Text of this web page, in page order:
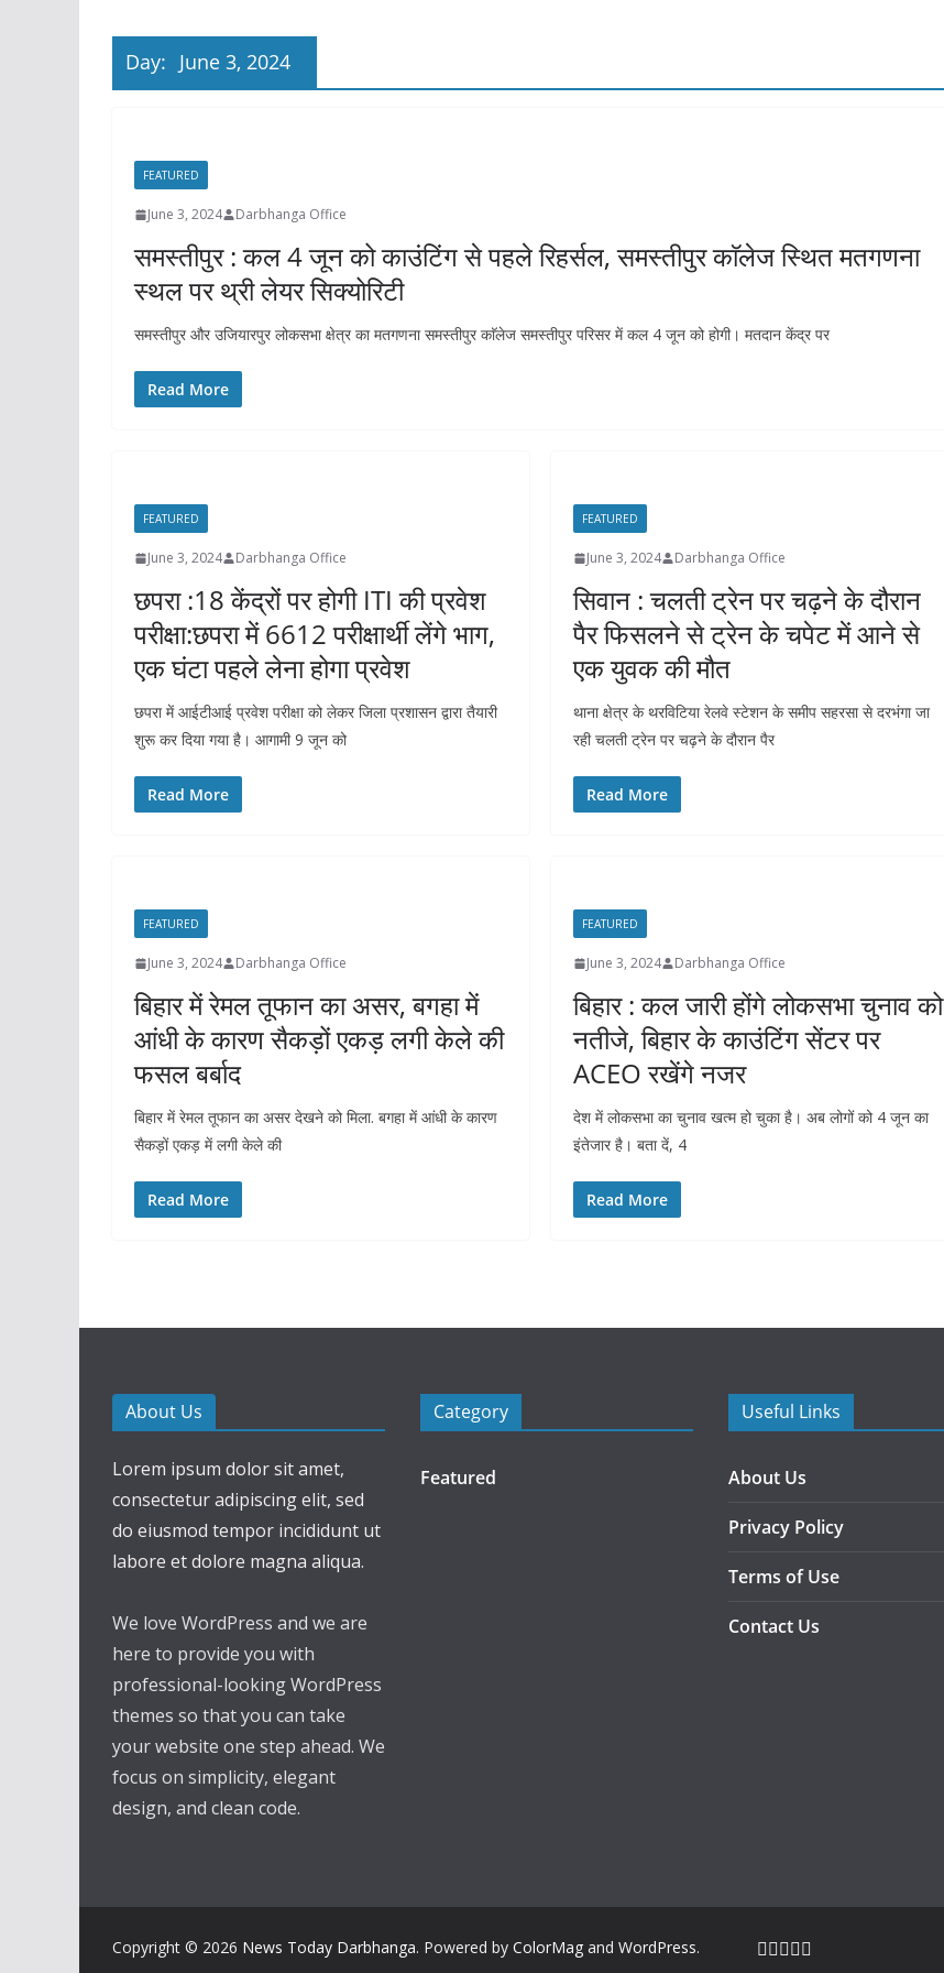
Day: June 3, 2024
FEATURED
June 3, 2024 Darbhanga Office
समस्तीपुर : कल 4 जून को काउंटिंग से पहले रिहर्सल, समस्तीपुर काॅलेज स्थित मतगणना
स्थल पर थ्री लेयर सिक्योरिटी
समस्तीपुर और उजियारपुर लोकसभा क्षेत्र का मतगणना समस्तीपुर काॅलेज समस्तीपुर परिसर में कल 4 जून को होगी। मतदान केंद्र पर
Read More
FEATURED
June 3, 2024 Darbhanga Office
छपरा :18 केंद्रों पर होगी ITI की प्रवेश
परीक्षा:छपरा में 6612 परीक्षार्थी लेंगे भाग,
एक घंटा पहले लेना होगा प्रवेश
छपरा में आईटीआई प्रवेश परीक्षा को लेकर जिला प्रशासन द्वारा तैयारी
शुरू कर दिया गया है। आगामी 9 जून को
Read More
FEATURED
June 3, 2024 Darbhanga Office
सिवान : चलती ट्रेन पर चढ़ने के दौरान
पैर फिसलने से ट्रेन के चपेट में आने से
एक युवक की मौत
थाना क्षेत्र के थरविटिया रेलवे स्टेशन के समीप सहरसा से दरभंगा जा
रही चलती ट्रेन पर चढ़ने के दौरान पैर
Read More
FEATURED
June 3, 2024 Darbhanga Office
बिहार में रेमल तूफान का असर, बगहा में
आंधी के कारण सैकड़ों एकड़ लगी केले की
फसल बर्बाद
बिहार में रेमल तूफान का असर देखने को मिला. बगहा में आंधी के कारण
सैकड़ों एकड़ में लगी केले की
Read More
FEATURED
June 3, 2024 Darbhanga Office
बिहार : कल जारी होंगे लोकसभा चुनाव को
नतीजे, बिहार के काउंटिंग सेंटर पर
ACEO रखेंगे नजर
देश में लोकसभा का चुनाव खत्म हो चुका है। अब लोगों को 4 जून का
इंतेजार है। बता दें, 4
Read More
About Us
Lorem ipsum dolor sit amet,
consectetur adipiscing elit, sed
do eiusmod tempor incididunt ut
labore et dolore magna aliqua.
We love WordPress and we are
here to provide you with
professional-looking WordPress
themes so that you can take
your website one step ahead. We
focus on simplicity, elegant
design, and clean code.
Category
Featured
Useful Links
About Us
Privacy Policy
Terms of Use
Contact Us
Copyright © 2026 News Today Darbhanga. Powered by ColorMag and WordPress.